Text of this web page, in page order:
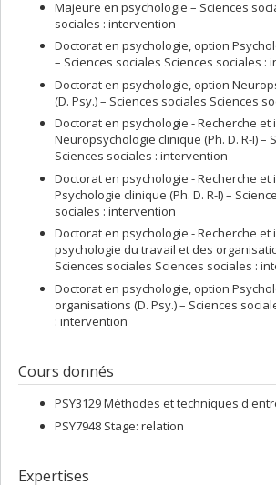
Majeure en psychologie – Sciences
sociales : intervention
Doctorat en psychologie, option
– Sciences sociales Sciences sociales :
Doctorat en psychologie, option
(D. Psy.) – Sciences sociales Sciences
Doctorat en psychologie - Recherche
Neuropsychologie clinique (Ph. D. R-I) –
Sciences sociales : intervention
Doctorat en psychologie - Recherche
Psychologie clinique (Ph. D. R-I) –
sociales : intervention
Doctorat en psychologie - Recherche
psychologie du travail et des
Sciences sociales Sciences sociales :
Doctorat en psychologie, option
organisations (D. Psy.) – Sciences
: intervention
Cours donnés
PSY3129 Méthodes et techniques
PSY7948 Stage: relation
Expertises